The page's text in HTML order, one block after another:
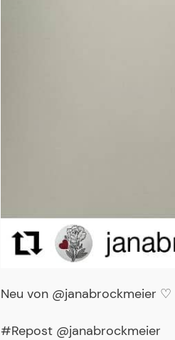
Neu von @janabrockmeier ♡
#Repost @janabrockmeier